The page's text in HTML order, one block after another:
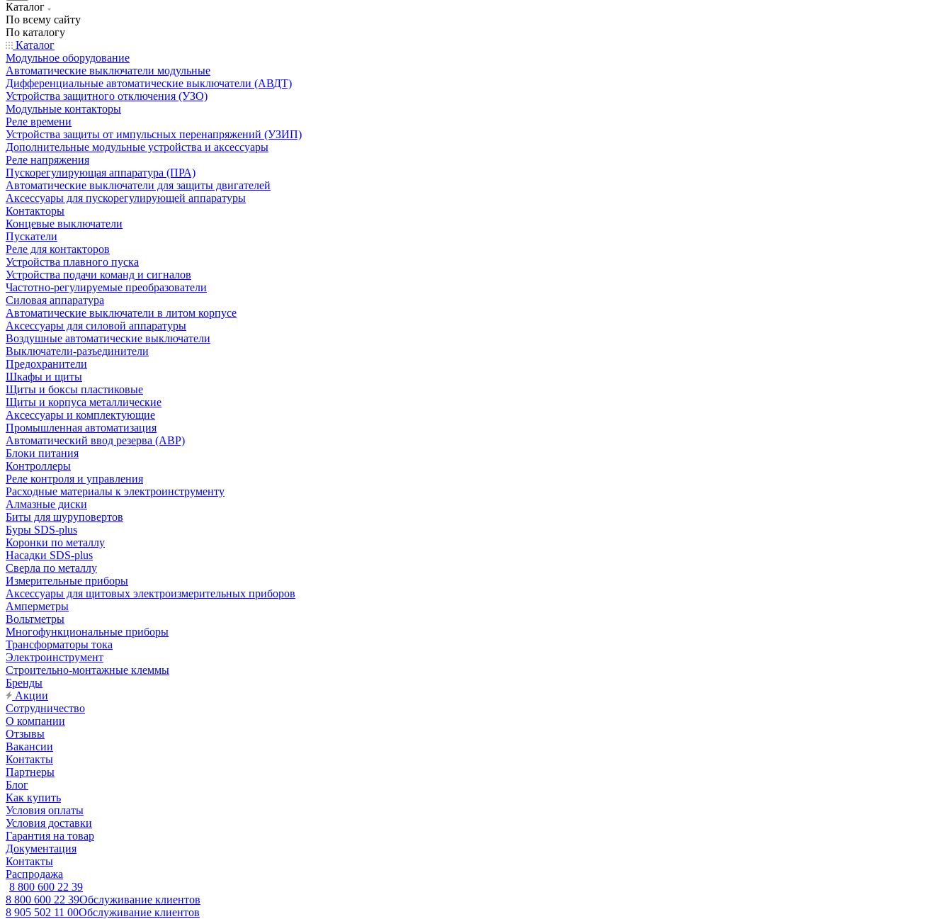
Каталог
По всему сайту
По каталогу
Каталог
Модульное оборудование
Автоматические выключатели модульные
Дифференциальные автоматические выключатели (АВДТ)
Устройства защитного отключения (УЗО)
Модульные контакторы
Реле времени
Устройства защиты от импульсных перенапряжений (УЗИП)
Дополнительные модульные устройства и аксессуары
Реле напряжения
Пускорегулирующая аппаратура (ПРА)
Автоматические выключатели для защиты двигателей
Аксессуары для пускорегулирующей аппаратуры
Контакторы
Концевые выключатели
Пускатели
Реле для контакторов
Устройства плавного пуска
Устройства подачи команд и сигналов
Частотно-регулируемые преобразователи
Силовая аппаратура
Автоматические выключатели в литом корпусе
Аксессуары для силовой аппаратуры
Воздушные автоматические выключатели
Выключатели-разъединители
Предохранители
Шкафы и щиты
Щиты и боксы пластиковые
Щиты и корпуса металлические
Аксессуары и комплектующие
Промышленная автоматизация
Автоматический ввод резерва (АВР)
Блоки питания
Контроллеры
Реле контроля и управления
Расходные материалы к электроинструменту
Алмазные диски
Биты для шуруповертов
Буры SDS-plus
Коронки по металлу
Насадки SDS-plus
Сверла по металлу
Измерительные приборы
Аксессуары для щитовых электроизмерительных приборов
Амперметры
Вольтметры
Многофункциональные приборы
Трансформаторы тока
Электроинструмент
Строительно-монтажные клеммы
Бренды
Акции
Сотрудничество
О компании
Отзывы
Вакансии
Контакты
Партнеры
Блог
Как купить
Условия оплаты
Условия доставки
Гарантия на товар
Документация
Контакты
Распродажа
8 800 600 22 39
8 800 600 22 39Обслуживание клиентов
8 905 502 11 00Обслуживание клиентов